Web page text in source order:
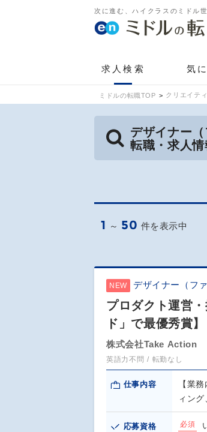
次に進む、ハイクラスのミドル世
求人検索 気
ミドルの転職TOP クリエイテ
デザイナー
転職・求人
1 ～ 50 件を表示中
NEW デザイナー（フ
プロダクト運営
ド」で最優秀賞】
株式会社Take Action
英語力不問 転勤なし
仕事内容
【業
ィン
応募資格 必須